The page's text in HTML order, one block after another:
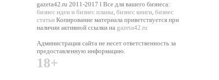
gazeta42.ru 2011-2017 l Все для вашего бизнеса:
бизнес идеи и бизнес планы,бизнес книги,бизнес
статьи Копирование материала приветствуется при
наличии активной ссылки на gazeta42.ru
Администрация сайта не несет ответственность за
предоставленную информацию.
18+